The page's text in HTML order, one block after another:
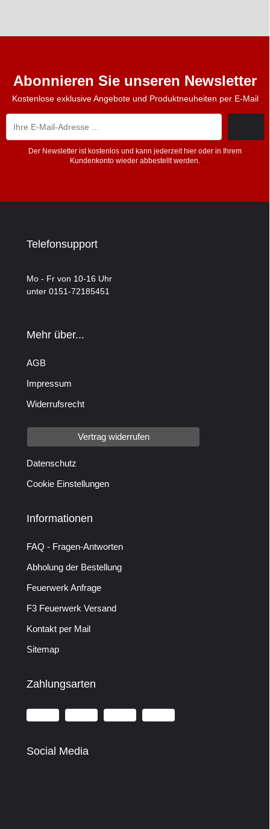
Abonnieren Sie unseren Newsletter
Kostenlose exklusive Angebote und Produktneuheiten per E-Mail
Der Newsletter ist kostenlos und kann jederzeit hier oder in Ihrem
Kundenkonto wieder abbestellt werden.
Telefonsupport
Mo - Fr von 10-16 Uhr
unter 0151-72185451
Mehr über...
AGB
Impressum
Widerrufsrecht
Vertrag widerrufen
Datenschutz
Cookie Einstellungen
Informationen
FAQ - Fragen-Antworten
Abholung der Bestellung
Feuerwerk Anfrage
F3 Feuerwerk Versand
Kontakt per Mail
Sitemap
Zahlungsarten
Social Media